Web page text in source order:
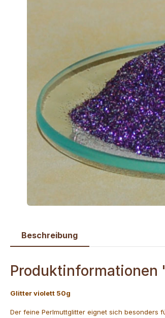
Beschreibung
Glitter violett 50g
Der feine Perlmuttglitter eignet sich besonders